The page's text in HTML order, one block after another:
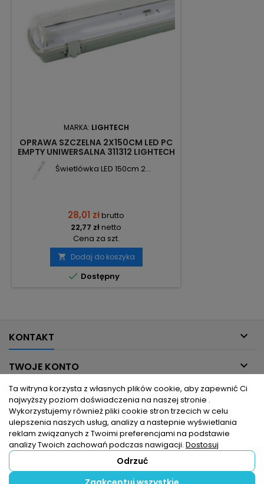
MARKA: LIGHTECH
OPRAWA SZCZELNA 2X150CM LED PC
EMPTY UNIWERSALNA 311312 LIGHTECH
Świetlówka LED 150cm 2...
28,01 złbrutto
22,77 złnetto
Cena za szt.
 Dodaj do koszyka
 Dostępny
KONTAKT 
TWOJE KONTO 
INFORMACJE DLA CIEBIE 
PRODUKTY
© Copyright 2026 hurtownia elektryczna dlaelektrykow.pl. Wszelkie
Ta witryna korzysta z własnych plików cookie, aby zapewnić Ci
najwyższy poziom doświadczenia na naszej stronie .
Wykorzystujemy również pliki cookie stron trzecich w celu
ulepszenia naszych usług, analizy a nastepnie wyświetlania
reklam związanych z Twoimi preferencjami na podstawie
analizy Twoich zachowań podczas nawigacji. Dostosuj
Odrzuć